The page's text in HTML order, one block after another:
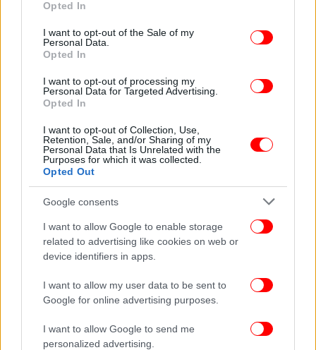
use your data for below specified purposes in below Google
consent section.
Opted In
I want to opt-out of the Sale of my
Personal Data.
Opted In
I want to opt-out of processing my
Personal Data for Targeted Advertising.
Opted In
I want to opt-out of Collection, Use,
Retention, Sale, and/or Sharing of my
Personal Data that Is Unrelated with the
Purposes for which it was collected.
Opted Out
Google consents
I want to allow Google to enable storage
related to advertising like cookies on web or
device identifiers in apps.
I want to allow my user data to be sent to
Google for online advertising purposes.
I want to allow Google to send me
personalized advertising.